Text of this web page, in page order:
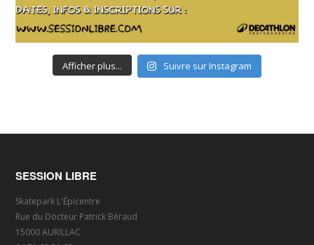
Afficher plus... Suivre sur Instagram
SESSION LIBRE
Skatepark L'Épicentre
Rue du Docteur Patrick Béraud
15000 AURILLAC